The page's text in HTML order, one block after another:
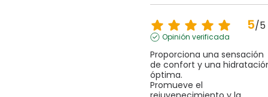
5/5
Opinión verificada
Proporciona una sensación
de confort y una
óptima.
Promueve el